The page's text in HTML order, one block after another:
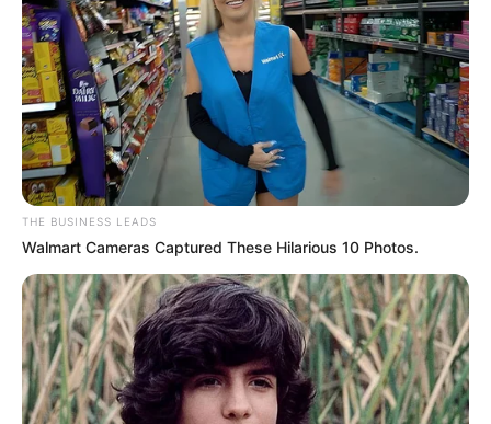
THE BUSINESS LEADS
Walmart Cameras Captured These Hilarious 10 Photos.